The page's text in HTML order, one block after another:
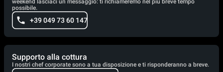
possibile.
+39 049 73 60 147
Supporto alla cottura
I nostri chef corporate sono a tua disposizione e ti risponderanno a breve.